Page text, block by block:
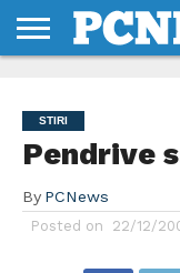
NOI
SI
CONDITII
STIRI
Pendrive
By PCNews
Posted on 22/12/